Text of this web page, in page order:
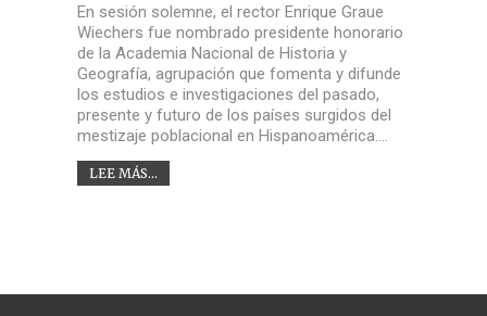
En sesión solemne, el rector Enrique Graue
Wiechers fue nombrado presidente honorario
de la Academia Nacional de Historia y
Geografía, agrupación que fomenta y difunde
los estudios e investigaciones del pasado,
presente y futuro de los países surgidos del
mestizaje poblacional en Hispanoamérica.…
LEE MÁS...